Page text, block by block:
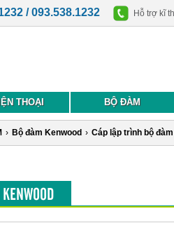
/ 093.538.1232 Hỗ trợ kĩ
THOẠI BỘ ĐÀM
› Bộ đàm Kenwood › Cáp lập trình bộ